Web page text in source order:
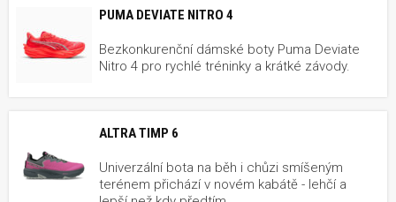
PUMA DEVIATE NITRO 4
Bezkonkurenční dámské boty Puma Deviate
Nitro 4 pro rychlé tréninky a krátké závody.
ALTRA TIMP 6
Univerzální bota na běh i chůzi smíšeným
terénem přichází v novém kabátě - lehčí a